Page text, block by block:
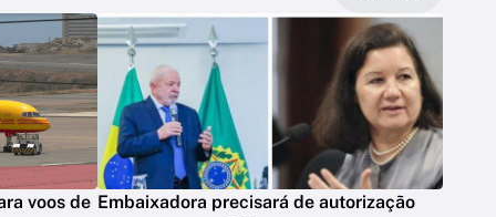
voos de Embaixadora precisará de autorização